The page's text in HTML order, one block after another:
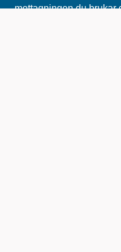
mottagningen du brukar